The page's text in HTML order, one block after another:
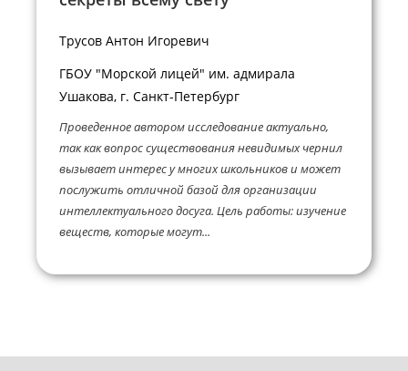
Трусов Антон Игоревич
ГБОУ "Морской лицей" им. адмирала
Ушакова, г. Санкт-Петербург
Проведенное автором исследование актуально,
так как вопрос существования невидимых чернил
вызывает интерес у многих школьников и может
послужить отличной базой для организации
интеллектуального досуга. Цель работы: изучение
веществ, которые могут...